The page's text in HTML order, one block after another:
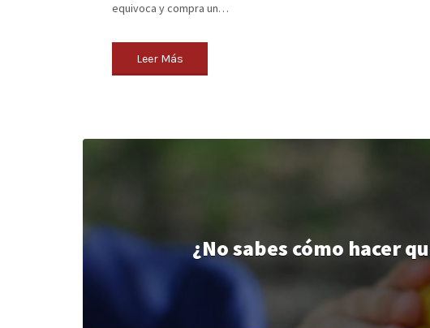
equivoca y compra un…
Leer Más
¿No sabes cómo hacer